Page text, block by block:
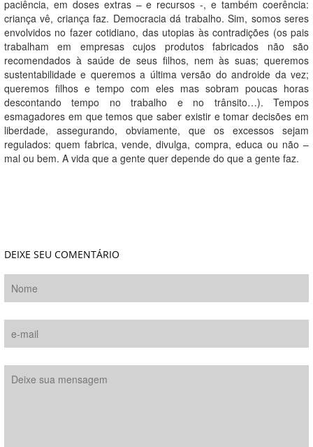
paciência, em doses extras – e recursos -, e também coerência:
criança vê, criança faz. Democracia dá trabalho. Sim, somos seres
envolvidos no fazer cotidiano, das utopias às contradições (os pais
trabalham em empresas cujos produtos fabricados não são
recomendados à saúde de seus filhos, nem às suas; queremos
sustentabilidade e queremos a última versão do androide da vez;
queremos filhos e tempo com eles mas sobram poucas horas
descontando tempo no trabalho e no trânsito…). Tempos
esmagadores em que temos que saber existir e tomar decisões em
liberdade, assegurando, obviamente, que os excessos sejam
regulados: quem fabrica, vende, divulga, compra, educa ou não –
mal ou bem. A vida que a gente quer depende do que a gente faz.
DEIXE SEU COMENTÁRIO